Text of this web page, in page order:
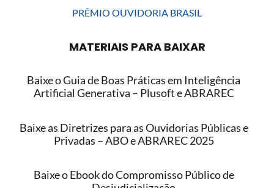
PRÊMIO OUVIDORIA BRASIL
MATERIAIS PARA BAIXAR
Baixe o Guia de Boas Práticas em Inteligência
Artificial Generativa – Plusoft e ABRAREC
Baixe as Diretrizes para as Ouvidorias Públicas e
Privadas – ABO e ABRAREC 2025
Baixe o Ebook do Compromisso Público de